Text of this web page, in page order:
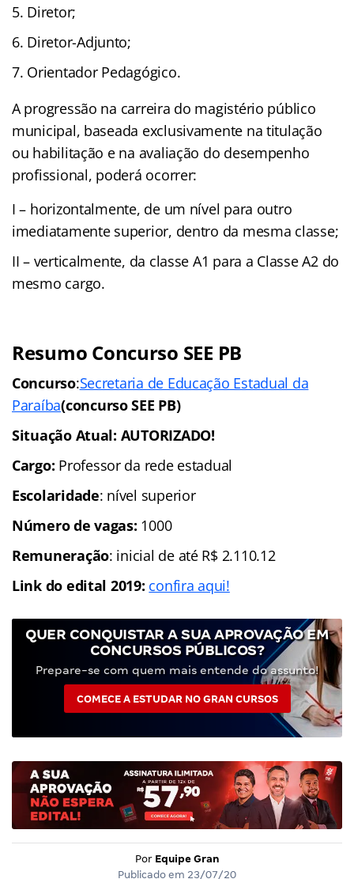
Diretor;
Diretor-Adjunto;
Orientador Pedagógico.
A progressão na carreira do magistério público
municipal, baseada exclusivamente na titulação
ou habilitação e na avaliação do desempenho
profissional, poderá ocorrer:
I – horizontalmente, de um nível para outro
imediatamente superior, dentro da mesma classe;
II – verticalmente, da classe A1 para a Classe A2 do
mesmo cargo.
Resumo Concurso SEE PB
Concurso:Secretaria de Educação Estadual da
Paraíba(concurso SEE PB)
Situação Atual: AUTORIZADO!
Cargo: Professor da rede estadual
Escolaridade: nível superior
Número de vagas: 1000
Remuneração: inicial de até R$ 2.110.12
Link do edital 2019: confira aqui!
QUER CONQUISTAR A SUA APROVAÇÃO EM
CONCURSOS PÚBLICOS?
Prepare-se com quem mais entende do assunto!
COMECE A ESTUDAR NO GRAN CURSOS
Por Equipe Gran
Publicado em 23/07/20